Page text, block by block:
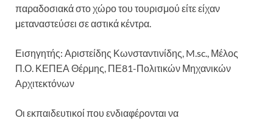
παραδοσιακά στο χώρο του τουρισμού είτε είχαν
μεταναστεύσει σε αστικά κέντρα.
Εισηγητής: Αριστείδης Κωνσταντινίδης, M.sc., Μέλος
Π.Ο. ΚΕΠΕΑ Θέρμης, ΠΕ81-Πολιτικών Μηχανικών
Αρχιτεκτόνων
Οι εκπαιδευτικοί που ενδιαφέρονται να